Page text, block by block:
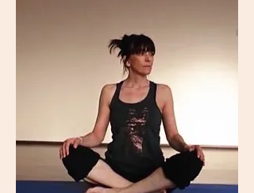
Reitsport, der mich seit meiner Kindheit
begleitet hat, war ich auf der Suche nach
einem Ausgleich. Ich habe gemerkt, dass nicht
jede Art von Bewegung meinem Körper gut tut
– und dass ich neue Wege finden darf, um
wieder mehr Sanftheit zu entwickeln. Yoga hat
mir genau das gezeigt: einen liebevolleren und
achtsameren Umgang mit mir selbst.
2024 habe ich meine 200h Ausbildung zur
Vinyasa Yogalehrerin absolviert und unterrichte
seitdem mit großer Freude ganz
unterschiedliche Gruppen – von